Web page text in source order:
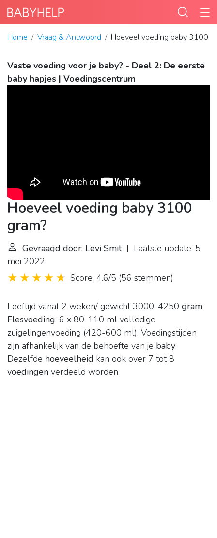
Home Vraag & Antwoord Hoeveel voeding baby 3100
Vaste voeding voor je baby? - Deel 2: De eerste
baby hapjes | Voedingscentrum
Hoeveel voeding baby 3100
gram?
Gevraagd door: Levi Smit| Laatste update: 5
mei 2022
Score: 4.6/5 (56 stemmen)
Leeftijd vanaf 2 weken/ gewicht 3000-4250 gram
Flesvoeding: 6 x 80-110 ml volledige
zuigelingenvoeding (420-600 ml). Voedingstijden
zijn afhankelijk van de behoefte van je baby.
Dezelfde hoeveelheid kan ook over 7 tot 8
voedingen verdeeld worden.